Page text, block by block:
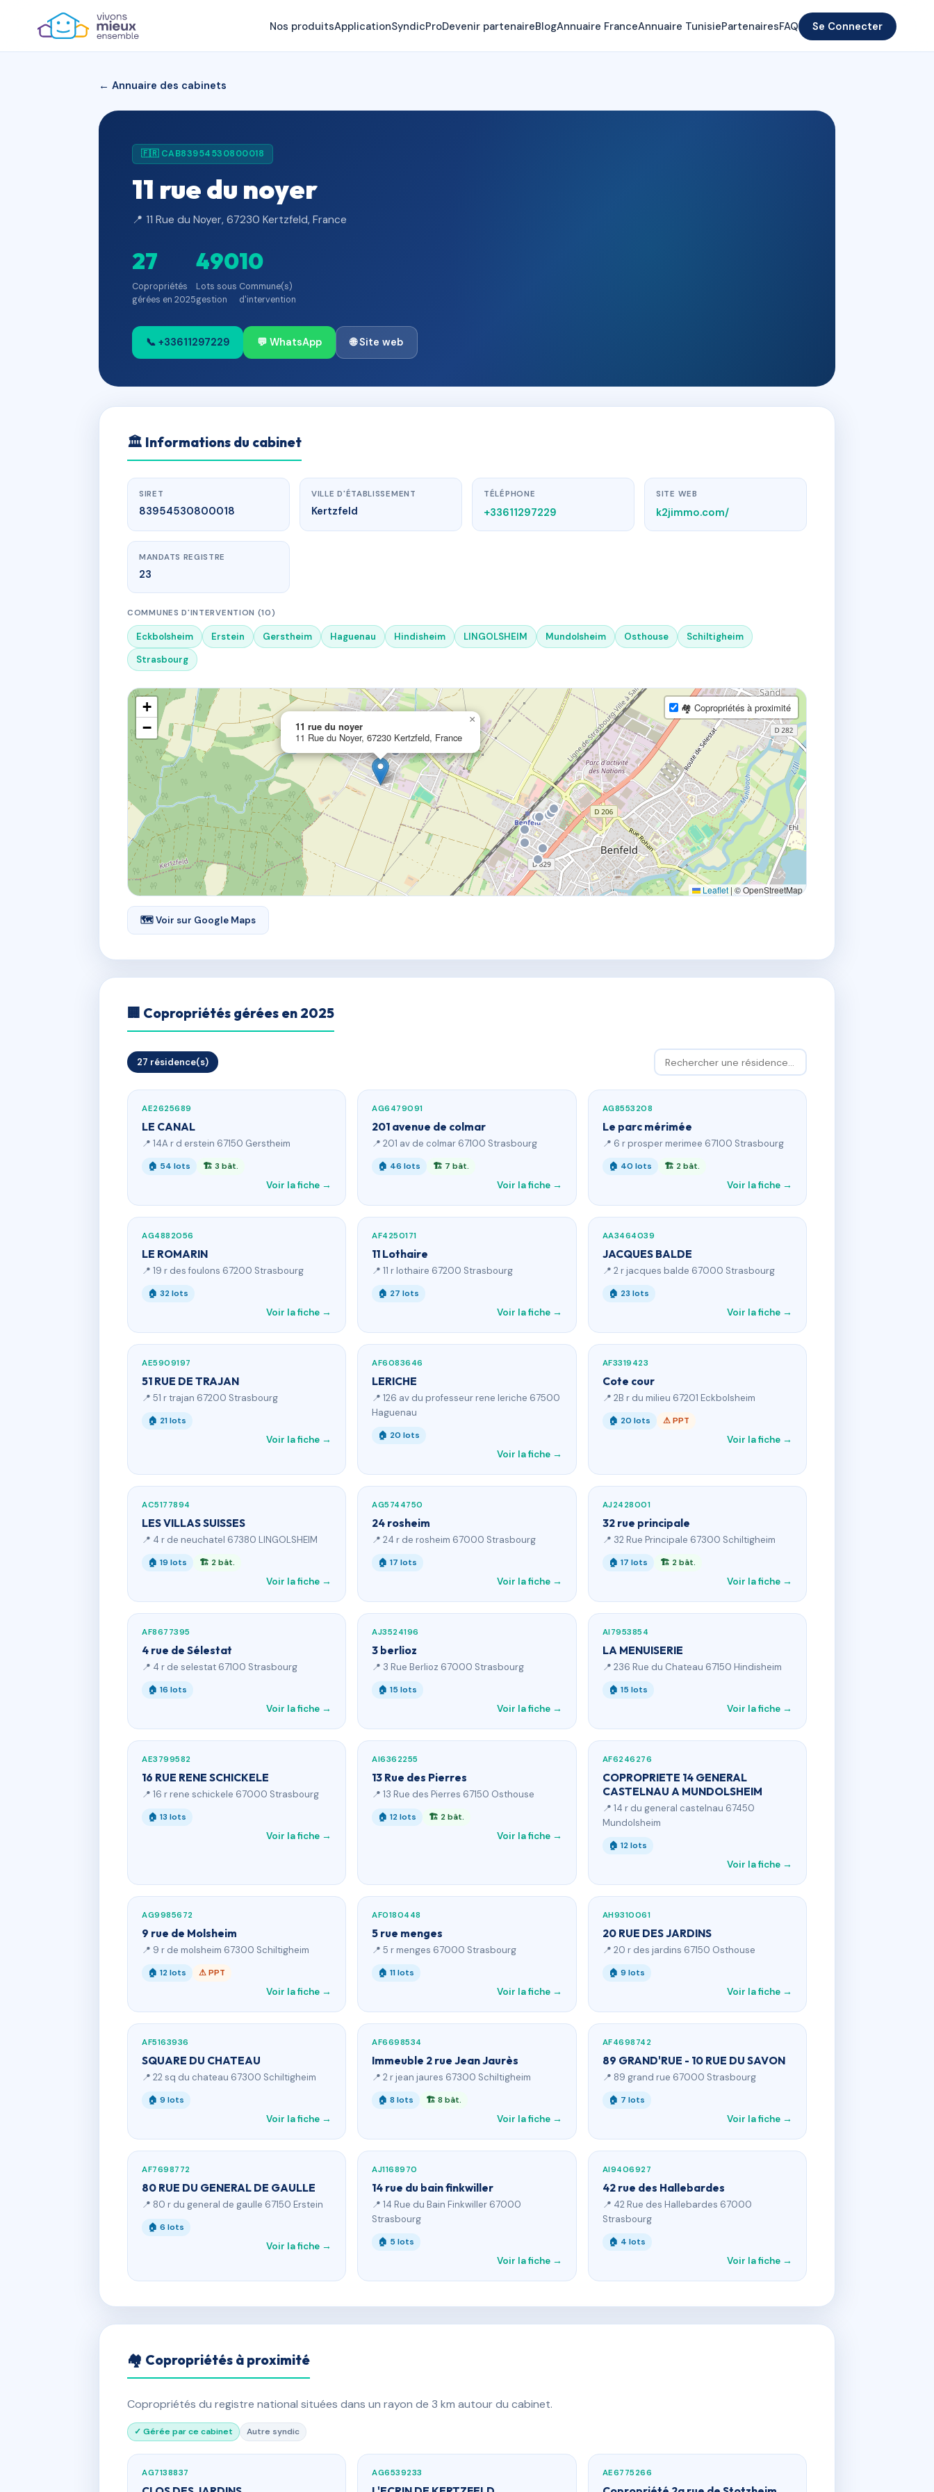
Nos produitsApplicationSyndicProDevenir partenaireBlogAnnuaire FranceAnnuaire TunisiePartenairesFAQ Se Connecter
← Annuaire des cabinets
🇫🇷 CAB83954530800018
11 rue du noyer
📍 11 Rue du Noyer, 67230 Kertzfeld, France
27
Copropriétés
gérées en 2025
490
Lots sous
gestion
10
Commune(s)
d'intervention
📞 +33611297229 💬 WhatsApp 🌐 Site web
🏛 Informations du cabinet
SIRET
83954530800018
VILLE D'ÉTABLISSEMENT
Kertzfeld
TÉLÉPHONE
+33611297229
SITE WEB
k2jimmo.com/
MANDATS REGISTRE
23
COMMUNES D'INTERVENTION (10)
Eckbolsheim Erstein Gerstheim Haguenau Hindisheim LINGOLSHEIM Mundolsheim Osthouse
Schiltigheim
Strasbourg
11 rue du noyer
11 Rue du Noyer, 67230 Kertzfeld, France
×
+
−
🏘 Copropriétés à proximité
Leaflet | © OpenStreetMap
🗺 Voir sur Google Maps
🏢 Copropriétés gérées en 2025
27 résidence(s)
AE2625689
LE CANAL
📍 14A r d erstein 67150 Gerstheim
🏠 54 lots 🏗 3 bât.
Voir la fiche →
AG6479091
201 avenue de colmar
📍 201 av de colmar 67100 Strasbourg
🏠 46 lots 🏗 7 bât.
Voir la fiche →
AG8553208
Le parc mérimée
📍 6 r prosper merimee 67100 Strasbourg
🏠 40 lots 🏗 2 bât.
Voir la fiche →
AG4882056
LE ROMARIN
📍 19 r des foulons 67200 Strasbourg
🏠 32 lots
Voir la fiche →
AF4250171
11 Lothaire
📍 11 r lothaire 67200 Strasbourg
🏠 27 lots
Voir la fiche →
AA3464039
JACQUES BALDE
📍 2 r jacques balde 67000 Strasbourg
🏠 23 lots
Voir la fiche →
AE5909197
51 RUE DE TRAJAN
📍 51 r trajan 67200 Strasbourg
🏠 21 lots
Voir la fiche →
AF6083646
LERICHE
📍 126 av du professeur rene leriche 67500
Haguenau
🏠 20 lots
Voir la fiche →
AF3319423
Cote cour
📍 2B r du milieu 67201 Eckbolsheim
🏠 20 lots ⚠ PPT
Voir la fiche →
AC5177894
LES VILLAS SUISSES
📍 4 r de neuchatel 67380 LINGOLSHEIM
🏠 19 lots 🏗 2 bât.
Voir la fiche →
AG5744750
24 rosheim
📍 24 r de rosheim 67000 Strasbourg
🏠 17 lots
Voir la fiche →
AJ2428001
32 rue principale
📍 32 Rue Principale 67300 Schiltigheim
🏠 17 lots 🏗 2 bât.
Voir la fiche →
AF8677395
4 rue de Sélestat
📍 4 r de selestat 67100 Strasbourg
🏠 16 lots
Voir la fiche →
AJ3524196
3 berlioz
📍 3 Rue Berlioz 67000 Strasbourg
🏠 15 lots
Voir la fiche →
AI7953854
LA MENUISERIE
📍 236 Rue du Chateau 67150 Hindisheim
🏠 15 lots
Voir la fiche →
AE3799582
16 RUE RENE SCHICKELE
📍 16 r rene schickele 67000 Strasbourg
🏠 13 lots
Voir la fiche →
AI6362255
13 Rue des Pierres
📍 13 Rue des Pierres 67150 Osthouse
🏠 12 lots 🏗 2 bât.
Voir la fiche →
AF6246276
COPROPRIETE 14 GENERAL
CASTELNAU A MUNDOLSHEIM
📍 14 r du general castelnau 67450
Mundolsheim
🏠 12 lots
Voir la fiche →
AG9985672
9 rue de Molsheim
📍 9 r de molsheim 67300 Schiltigheim
🏠 12 lots ⚠ PPT
Voir la fiche →
AF0180448
5 rue menges
📍 5 r menges 67000 Strasbourg
🏠 11 lots
Voir la fiche →
AH9310061
20 RUE DES JARDINS
📍 20 r des jardins 67150 Osthouse
🏠 9 lots
Voir la fiche →
AF5163936
SQUARE DU CHATEAU
📍 22 sq du chateau 67300 Schiltigheim
🏠 9 lots
Voir la fiche →
AF6698534
Immeuble 2 rue Jean Jaurès
📍 2 r jean jaures 67300 Schiltigheim
🏠 8 lots 🏗 8 bât.
Voir la fiche →
AF4698742
89 GRAND'RUE - 10 RUE DU SAVON
📍 89 grand rue 67000 Strasbourg
🏠 7 lots
Voir la fiche →
AF7698772
80 RUE DU GENERAL DE GAULLE
📍 80 r du general de gaulle 67150 Erstein
🏠 6 lots
Voir la fiche →
AJ1168970
14 rue du bain finkwiller
📍 14 Rue du Bain Finkwiller 67000
Strasbourg
🏠 5 lots
Voir la fiche →
AI9406927
42 rue des Hallebardes
📍 42 Rue des Hallebardes 67000
Strasbourg
🏠 4 lots
Voir la fiche →
🏘 Copropriétés à proximité
Copropriétés du registre national situées dans un rayon de 3 km autour du cabinet.
✓ Gérée par ce cabinet Autre syndic
AG7138837 AG6539233 AE6775266